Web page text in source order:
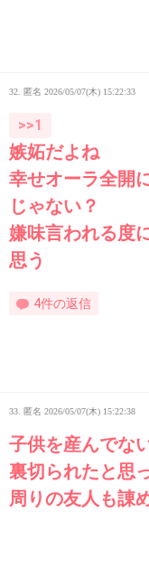
32. 匿名 2026/05/07(木) 15:22:33
>>1
嫉妬だよね
幸せオーラ全開
じゃない？
嫌味言われる度
思う
4件の返信
33. 匿名 2026/05/07(木) 15:22:38
子供を産んでな
裏切られたと思
周りの友人も諌